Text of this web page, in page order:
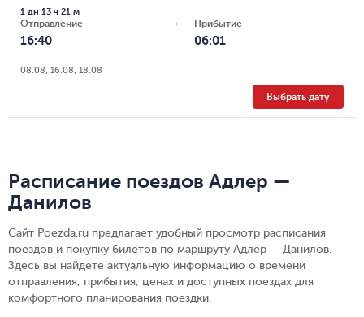
Отправление
16:40
1 дн 13 ч 21 м
Прибытие
06:01
08.08, 16.08, 18.08
Выбрать дату
Расписание поездов Адлер —
Данилов
Сайт Poezda.ru предлагает удобный просмотр расписания
поездов и покупку билетов по маршруту Адлер — Данилов.
Здесь вы найдете актуальную информацию о времени
отправления, прибытия, ценах и доступных поездах для
комфортного планирования поездки.